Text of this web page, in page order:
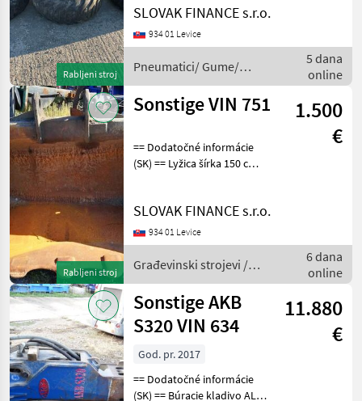
Rabljeni stroj
200€ / kus , 1ks nová- 300€ /
kus Pneumatici/ Gume/
SLOVAK FINANCE s.r.o.
934 01 Levice
Pneumatici/ Gume/
Naplatci / Starco
5 dana
online
Rabljeni stroj
Sonstige VIN 751
1.500
€
== Dodatočné informácie
(SK) == Lyžica šírka 150 cm
SLOVAK FINANCE s.r.o.
934 01 Levice
Građevinski strojevi /
Sonstige
6 dana
online
Sonstige AKB
S320 VIN 634
11.880
€
God. pr. 2017
== Dodatočné informácie
(SK) == Búracie kladivo ALL-